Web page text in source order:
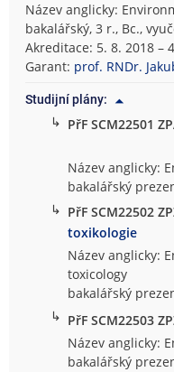
Název anglicky:
bakalářský, 3 r., Bc.,
Akreditace: 5. 8. 2018 –
Garant: prof. RNDr.
Studijní plány:
↳ PřF SCM22501
Název anglicky:
bakalářský
↳ PřF SCM22502
toxikologie
Název anglicky:
toxicology
bakalářský
↳ PřF SCM22503
Název anglicky:
bakalářský